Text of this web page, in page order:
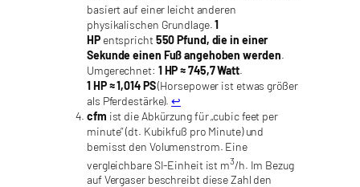
basiert auf einer leicht anderen
physikalischen Grundlage.1
HPentspricht 550 Pfund, die in einer
Sekunde einen Fuß angehoben werden.
Umgerechnet: 1 HP ≈ 745,7 Watt.
1 HP ≈ 1,014 PS(Horsepower ist etwas größer
als Pferdestärke).↩︎
cfm ist die Abkürzung für „cubic feet per
minute“ (dt. Kubikfuß pro Minute) und
bemisst den Volumenstrom. Eine
vergleichbare SI-Einheit ist m3/h. Im Bezug
auf Vergaser beschreibt diese Zahl den